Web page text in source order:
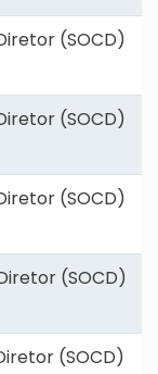
(SOCD)
(SOCD)
(SOCD)
(SOCD)
(SOCD)